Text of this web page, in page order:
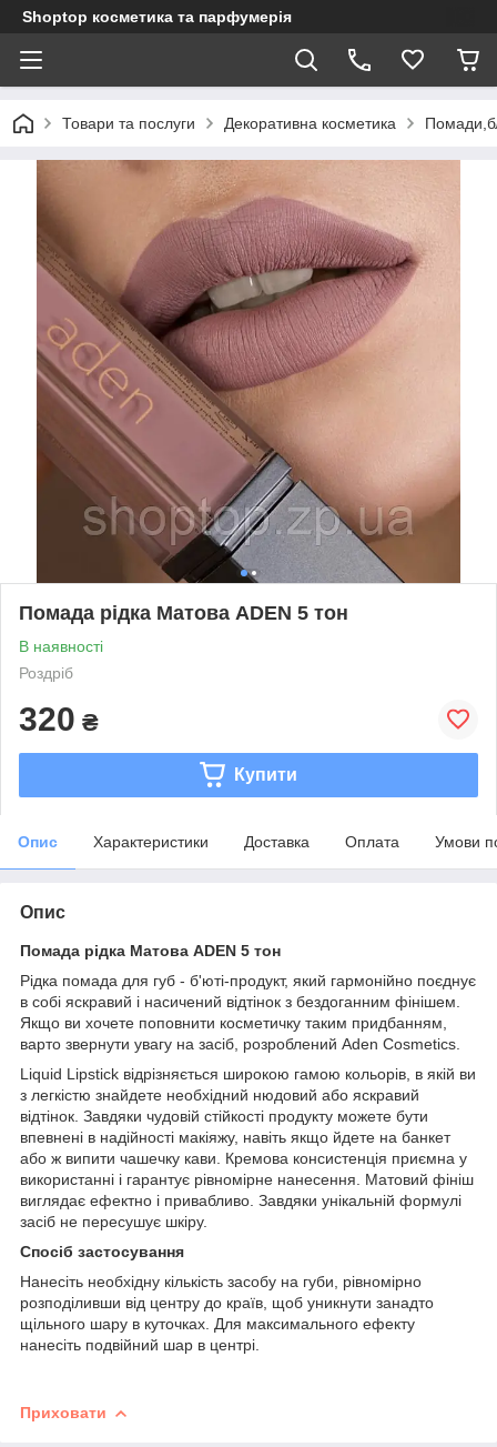
Shoptop косметика та парфумерія
Товари та послуги Декоративна косметика
Помада рідка Матова ADEN 5 тон
В наявності
Роздріб
320 ₴
Купити
Опис Характеристики Доставка Оплата Умови
Опис
Помада рідка Матова ADEN 5 тон
Рідка помада для губ - б'юті-продукт, який гармонійно поєднує
в собі яскравий і насичений відтінок з бездоганним фінішем.
Якщо ви хочете поповнити косметичку таким придбанням,
варто звернути увагу на засіб, розроблений Aden Cosmetics.
Liquid Lipstick відрізняється широкою гамою кольорів, в якій ви
з легкістю знайдете необхідний нюдовий або яскравий
відтінок. Завдяки чудовій стійкості продукту можете бути
впевнені в надійності макіяжу, навіть якщо йдете на банкет
або ж випити чашечку кави. Кремова консистенція приємна у
використанні і гарантує рівномірне нанесення. Матовий фініш
виглядає ефектно і привабливо. Завдяки унікальній формулі
засіб не пересушує шкіру.
Спосіб застосування
Нанесіть необхідну кількість засобу на губи, рівномірно
розподіливши від центру до країв, щоб уникнути занадто
щільного шару в куточках. Для максимального ефекту
нанесіть подвійний шар в центрі.
Приховати